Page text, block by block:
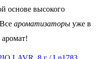
основе высокого
ароматизаторы уже в